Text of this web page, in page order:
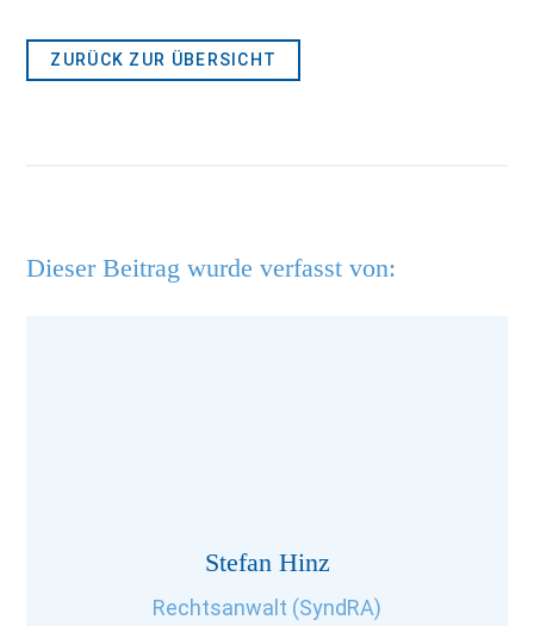
ZURÜCK ZUR ÜBERSICHT
Dieser Beitrag wurde verfasst von:
Stefan Hinz
Rechtsanwalt (SyndRA)